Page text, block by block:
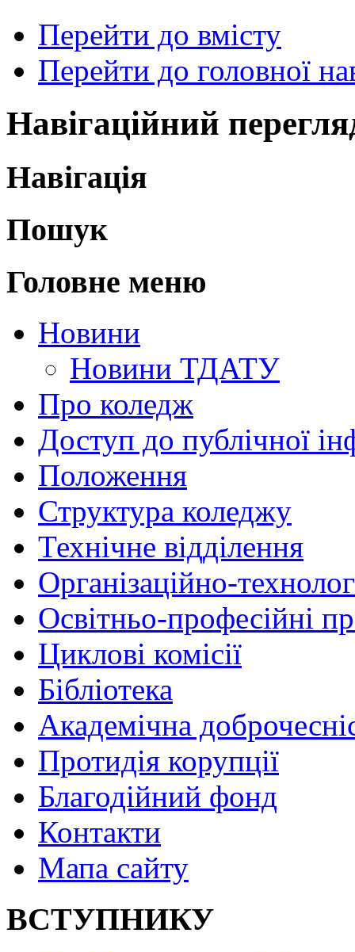
Перейти до вмісту
Перейти до головної
Навігаційний
Навігація
Пошук
Головне меню
Новини
Новини ТДАТУ
Про коледж
Доступ до публічної
Положення
Структура коледжу
Технічне відділення
Організаційно-
Освітньо-професійні
Циклові комісії
Бібліотека
Академічна
Протидія корупції
Благодійний фонд
Контакти
Мапа сайту
ВСТУПНИКУ